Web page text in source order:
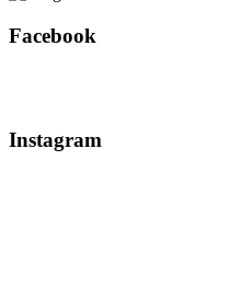
Facebook
Instagram